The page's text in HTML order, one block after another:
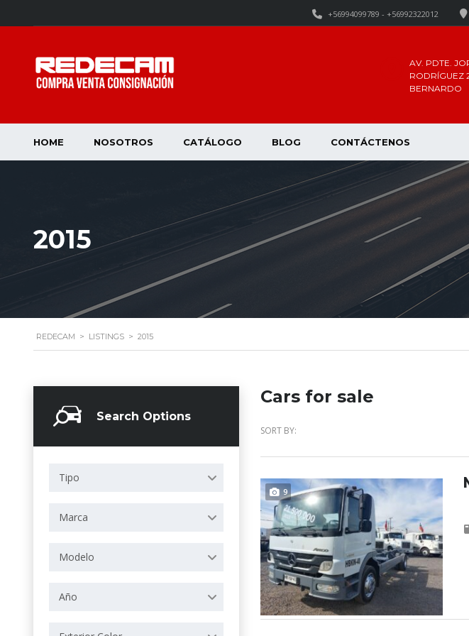
+56994099789 - +56992322012
AV. PDTE.
RODRÍGUEZ
BERNARDO
HOME NOSOTROS CATÁLOGO BLOG CONTÁCTENOS
2015
REDECAM > LISTINGS > 2015
Search Options
Tipo
Marca
Modelo
Año
Cars for sale
SORT BY:
9